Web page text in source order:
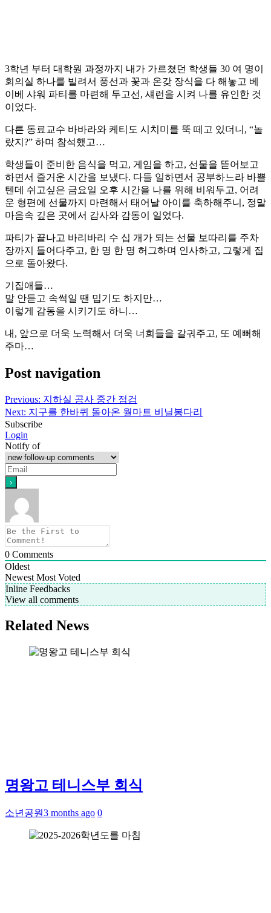
3학년 부터 대학원 과정까지 내가 가르쳤던 학생들 30 여 명이
회의실 하나를 빌려서 풍선과 꽃과 온갖 장식을 다 해놓고 베
이베 샤워 파티를 마련해 두고선, 섀런을 시켜 나를 유인한 것
이었다.
다른 동료교수 바바라와 케티도 시치미를 뚝 떼고 있더니, “놀
랐지?” 하며 참석했고…
학생들이 준비한 음식을 먹고, 게임을 하고, 선물을 뜯어보고
하면서 즐거운 시간을 보냈다. 다들 일하면서 공부하느라 바쁠
텐데 쉬고싶은 금요일 오후 시간을 나를 위해 비워두고, 어려
운 형편에 선물까지 마련해서 태어날 아이를 축하해주니, 정말
마음속 깊은 곳에서 감사와 감동이 일었다.
파티가 끝나고 바리바리 수 십 개가 되는 선물 보따리를 주차
장까지 들어다주고, 한 명 한 명 허그하며 인사하고, 그렇게 집
으로 돌아왔다.
기집애들…
말 안듣고 속썩일 땐 밉기도 하지만…
이렇게 감동을 시키기도 하니…
내, 앞으로 더욱 노력해서 더욱 너희들을 갈궈주고, 또 예뻐해
주마…
Post navigation
Previous: 지하실 공사 중간 점검
Next: 지구를 한바퀴 돌아온 월마트 비닐봉다리
Subscribe
Login
Notify of
0 Comments
Oldest
Newest Most Voted
Inline Feedbacks
View all comments
Related News
명왕고 테니스부 회식
소년공원3 months ago 0